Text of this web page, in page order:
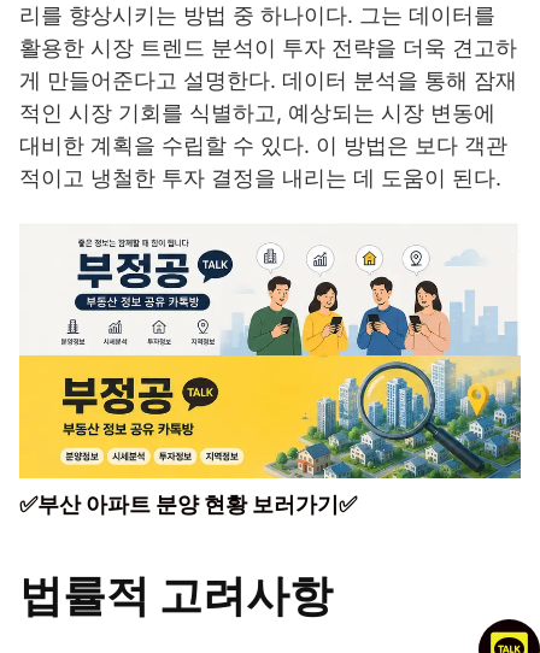
리를 향상시키는 방법 중 하나이다. 그는 데이터를
활용한 시장 트렌드 분석이 투자 전략을 더욱 견고하
게 만들어준다고 설명한다. 데이터 분석을 통해 잠재
적인 시장 기회를 식별하고, 예상되는 시장 변동에
대비한 계획을 수립할 수 있다. 이 방법은 보다 객관
적이고 냉철한 투자 결정을 내리는 데 도움이 된다.
✅부산 아파트 분양 현황 보러가기✅
법률적 고려사항